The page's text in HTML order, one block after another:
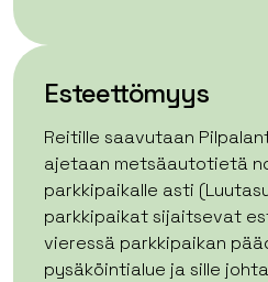
Esteettömyys
Reitille saavutaan
ajetaan metsäautotietä
parkkipaikalle asti
parkkipaikat sijaitsevat
vieressä parkkipaikan
pysäköintialue ja sille